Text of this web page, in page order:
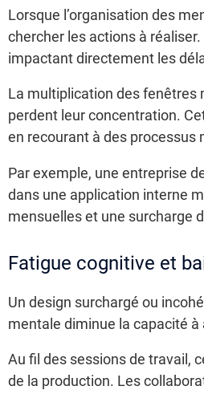
Lorsque l’organisation des
chercher les actions à
impactant directement les
La multiplication des fenêtres
perdent leur concentration.
en recourant à des processus
Par exemple, une entreprise
dans une application interne
mensuelles et une surcharge
Fatigue cognitive et
Un design surchargé ou
mentale diminue la capacité
Au fil des sessions de travail,
de la production. Les